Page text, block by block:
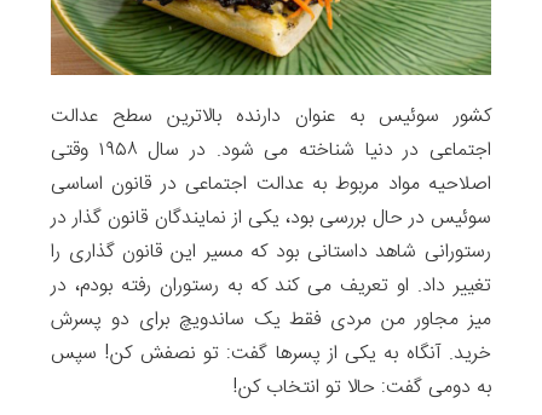
کشور سوئیس به عنوان دارنده بالاترین سطح عدالت
اجتماعی در دنیا شناخته می شود. در سال ۱۹۵۸ وقتی
اصلاحیه مواد مربوط به عدالت اجتماعی در قانون اساسی
سوئیس در حال بررسی بود، یکی از نمایندگان قانون گذار در
رستورانی شاهد داستانی بود که مسیر این قانون گذاری را
تغییر داد. او تعریف می کند که به رستوران رفته بودم، در
میز مجاور من مردی فقط یک ساندویچ برای دو پسرش
خرید. آنگاه به یکی از پسرها گفت: تو نصفش کن! سپس
به دومی گفت: حالا تو انتخاب کن!